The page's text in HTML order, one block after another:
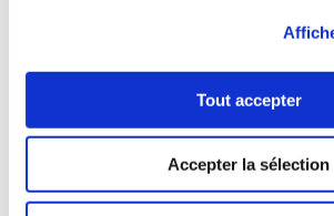
Tout accepter
Accepter la sélection
Starting from
Starting from
Starting from